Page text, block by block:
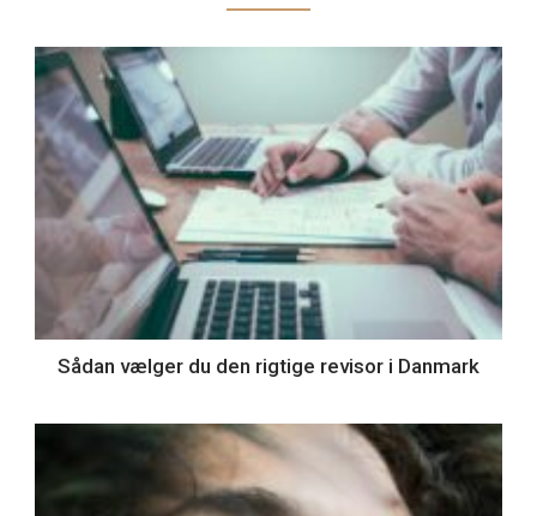
Sådan vælger du den rigtige revisor i Danmark